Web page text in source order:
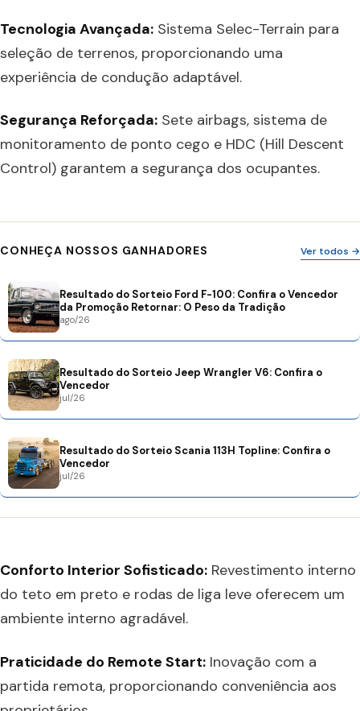
Tecnologia Avançada: Sistema Selec-Terrain para
seleção de terrenos, proporcionando uma
experiência de condução adaptável.
Segurança Reforçada: Sete airbags, sistema de
monitoramento de ponto cego e HDC (Hill Descent
Control) garantem a segurança dos ocupantes.
CONHEÇA NOSSOS GANHADORES Ver todos →
Resultado do Sorteio Ford F-100: Confira o Vencedor
da Promoção Retornar: O Peso da Tradição
ago/26
Resultado do Sorteio Jeep Wrangler V6: Confira o
Vencedor
jul/26
Resultado do Sorteio Scania 113H Topline: Confira o
Vencedor
jul/26
Conforto Interior Sofisticado: Revestimento interno
do teto em preto e rodas de liga leve oferecem um
ambiente interno agradável.
Praticidade do Remote Start: Inovação com a
partida remota, proporcionando conveniência aos